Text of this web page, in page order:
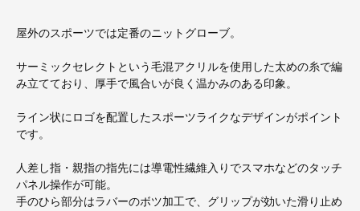
屋外のスポーツでは定番のニットグローブ。
サーミックセレクトという毛混アクリルを使用した太めの糸で編
み立てており、厚手で風合いが良く温かみのある印象。
ライン状にロゴを配置したスポーツライクなデザインがポイント
です。
人差し指・親指の指先には導電性繊維入りでスマホなどのタッチ
パネル操作が可能。
手のひら部分はラバーのボツ加工で、グリップが効いた滑り止め